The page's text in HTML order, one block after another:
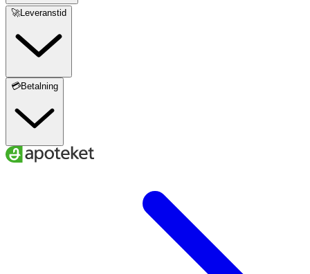
🚀Leveranstid
💳Betalning